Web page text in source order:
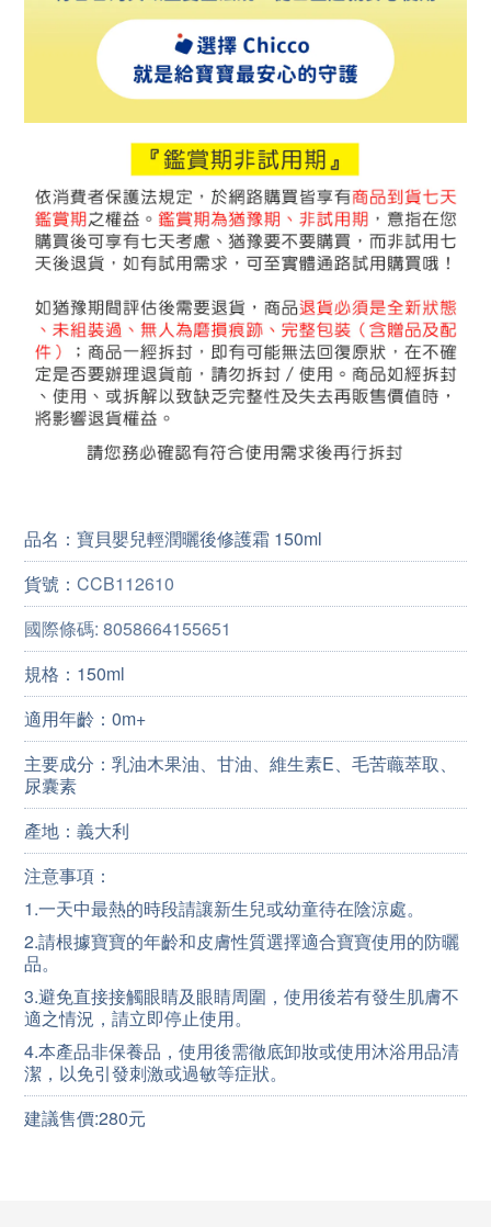
品名： 寶貝嬰兒輕潤曬後修護霜 150ml
貨號： CCB112610
國際條碼: 8058664155651
規格：150ml
適用年齡：0m+
主要成分：乳油木果油、甘油、 維生素E、毛苦蘵萃取、
尿囊素
產地：義大利
注意事項：
1.一天中最熱的時段請讓新生兒或幼童待在陰涼處。
2.請根據寶寶的年齡和皮膚性質選擇適合寶寶使用的防曬
品。
3.避免直接接觸眼睛及眼睛周圍，使用後若有發生肌膚不
適之情況，請立即停止使用。
4.本產品非保養品，使用後需徹底卸妝或使用沐浴用品清
潔，以免引發刺激或過敏等症狀。
建議售價:280元